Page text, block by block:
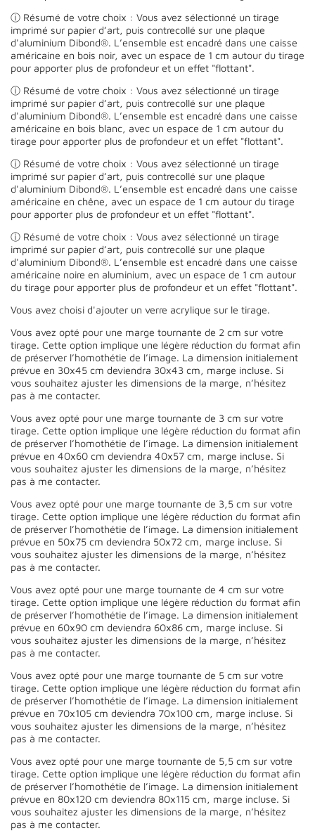
ⓘ Résumé de votre choix : Vous avez sélectionné un tirage
imprimé sur papier d’art, puis contrecollé sur une plaque
d'aluminium Dibond®. L’ensemble est encadré dans une caisse
américaine en bois noir, avec un espace de 1 cm autour du tirage
pour apporter plus de profondeur et un effet "flottant".
ⓘ Résumé de votre choix : Vous avez sélectionné un tirage
imprimé sur papier d’art, puis contrecollé sur une plaque
d'aluminium Dibond®. L’ensemble est encadré dans une caisse
américaine en bois blanc, avec un espace de 1 cm autour du
tirage pour apporter plus de profondeur et un effet "flottant".
ⓘ Résumé de votre choix : Vous avez sélectionné un tirage
imprimé sur papier d’art, puis contrecollé sur une plaque
d'aluminium Dibond®. L’ensemble est encadré dans une caisse
américaine en chêne, avec un espace de 1 cm autour du tirage
pour apporter plus de profondeur et un effet "flottant".
ⓘ Résumé de votre choix : Vous avez sélectionné un tirage
imprimé sur papier d’art, puis contrecollé sur une plaque
d'aluminium Dibond®. L’ensemble est encadré dans une caisse
américaine noire en aluminium, avec un espace de 1 cm autour
du tirage pour apporter plus de profondeur et un effet "flottant".
Vous avez choisi d'ajouter un verre acrylique sur le tirage.
Vous avez opté pour une marge tournante de 2 cm sur votre
tirage. Cette option implique une légère réduction du format afin
de préserver l’homothétie de l’image. La dimension initialement
prévue en 30x45 cm deviendra 30x43 cm, marge incluse. Si
vous souhaitez ajuster les dimensions de la marge, n’hésitez
pas à me contacter.
Vous avez opté pour une marge tournante de 3 cm sur votre
tirage. Cette option implique une légère réduction du format afin
de préserver l’homothétie de l’image. La dimension initialement
prévue en 40x60 cm deviendra 40x57 cm, marge incluse. Si
vous souhaitez ajuster les dimensions de la marge, n’hésitez
pas à me contacter.
Vous avez opté pour une marge tournante de 3,5 cm sur votre
tirage. Cette option implique une légère réduction du format afin
de préserver l’homothétie de l’image. La dimension initialement
prévue en 50x75 cm deviendra 50x72 cm, marge incluse. Si
vous souhaitez ajuster les dimensions de la marge, n’hésitez
pas à me contacter.
Vous avez opté pour une marge tournante de 4 cm sur votre
tirage. Cette option implique une légère réduction du format afin
de préserver l’homothétie de l’image. La dimension initialement
prévue en 60x90 cm deviendra 60x86 cm, marge incluse. Si
vous souhaitez ajuster les dimensions de la marge, n’hésitez
pas à me contacter.
Vous avez opté pour une marge tournante de 5 cm sur votre
tirage. Cette option implique une légère réduction du format afin
de préserver l’homothétie de l’image. La dimension initialement
prévue en 70x105 cm deviendra 70x100 cm, marge incluse. Si
vous souhaitez ajuster les dimensions de la marge, n’hésitez
pas à me contacter.
Vous avez opté pour une marge tournante de 5,5 cm sur votre
tirage. Cette option implique une légère réduction du format afin
de préserver l’homothétie de l’image. La dimension initialement
prévue en 80x120 cm deviendra 80x115 cm, marge incluse. Si
vous souhaitez ajuster les dimensions de la marge, n’hésitez
pas à me contacter.